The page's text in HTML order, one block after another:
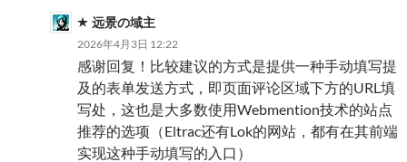
远景の域主
2026年4月3日 12:22
感谢回复！比较建议的方式是提供一种手动填写提
及的表单发送方式，即页面评论区域下方的URL填
写处，这也是大多数使用Webmention技术的站点
推荐的选项（Eltrac还有Lok的网站，都有在其前端
实现这种手动填写的入口）